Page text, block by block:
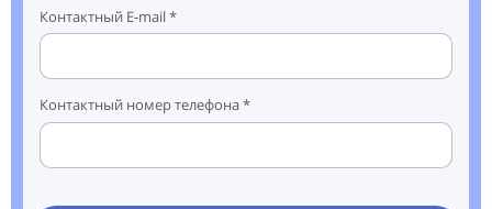
Контактный E-mail *
Контактный номер телефона *